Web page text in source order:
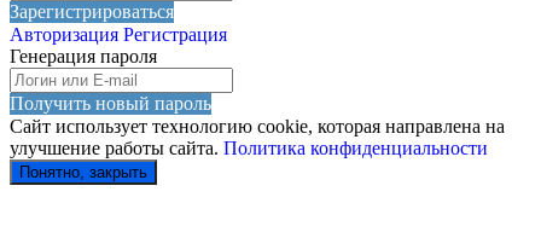
Зарегистрироваться
Авторизация Регистрация
Генерация пароля
Получить новый пароль
Сайт использует технологию cookie, которая направлена на
улучшение работы сайта. Политика конфиденциальности
Понятно, закрыть